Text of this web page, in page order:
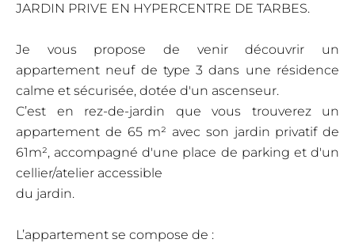
JARDIN PRIVE EN HYPERCENTRE DE TARBES.
Je vous propose de venir découvrir un
appartement neuf de type 3 dans une résidence
calme et sécurisée, dotée d'un ascenseur.
C’est en rez-de-jardin que vous trouverez un
appartement de 65 m² avec son jardin privatif de
61m², accompagné d'une place de parking et d'un
cellier/atelier accessible
du jardin.
L’appartement se compose de :